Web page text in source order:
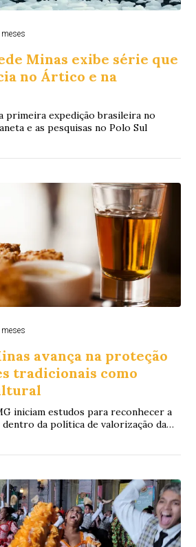
Minas exibe série que
no Ártico e na
primeira expedição brasileira no
e as pesquisas no Polo Sul
avança na proteção
tradicionais como
iniciam estudos para reconhecer a
dentro da política de valorização da